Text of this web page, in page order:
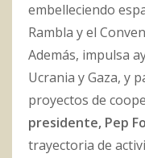
embelleciendo
Rambla y el
Además, impulsa
Ucrania y Gaza, y
proyectos de
presidente, Pep
trayectoria de